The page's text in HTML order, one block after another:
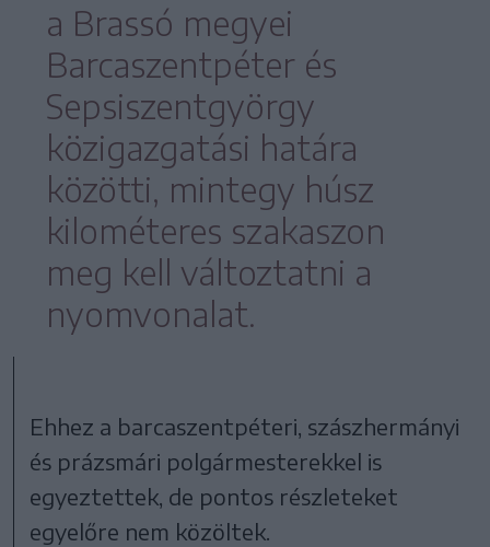
a Brassó megyei
Barcaszentpéter és
Sepsiszentgyörgy
közigazgatási határa
közötti, mintegy húsz
kilométeres szakaszon
meg kell változtatni a
nyomvonalat.
Ehhez a barcaszentpéteri, szászhermányi
és prázsmári polgármesterekkel is
egyeztettek, de pontos részleteket
egyelőre nem közöltek.